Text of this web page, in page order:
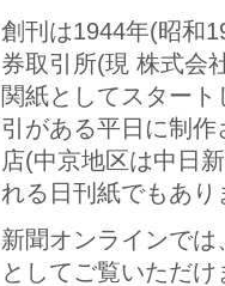
創刊は1944年(昭和
券取引所(現 株式会
関紙としてスター
引がある平日に制
店(中京地区は中日
れる日刊紙でもあり
新聞オンラインで
としてご覧いただけ